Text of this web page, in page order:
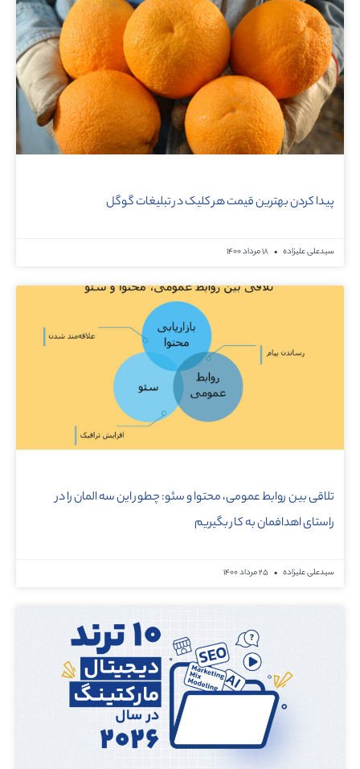
پیدا کردن بهترین قیمت هر کلیک در تبلیغات گوگل
سیدعلی علیزاده
تلاقی بین روابط عمومی، محتوا و سئو: چطور این سه المان را در
راستای اهدافمان به کار بگیریم
سیدعلی علیزاده